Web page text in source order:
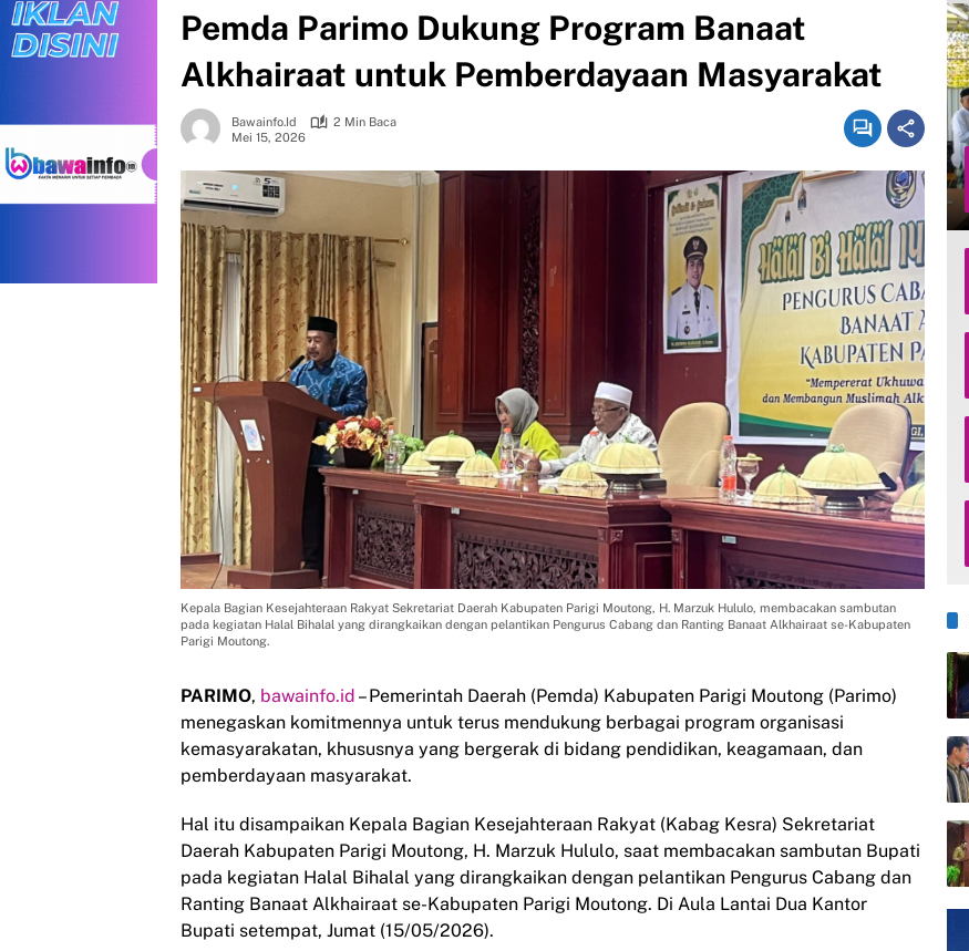
Pemda Parimo Dukung Program Banaat
Alkhairaat untuk Pemberdayaan Masyarakat
Bawainfo.id
2 Min Baca
Mei 15, 2026
Kepala Bagian Kesejahteraan Rakyat Sekretariat Daerah Kabupaten Parigi Moutong, H. Marzuk Hululo, membacakan sambutan
pada kegiatan Halal Bihalal yang dirangkaikan dengan pelantikan Pengurus Cabang dan Ranting Banaat Alkhairaat se-Kabupaten
Parigi Moutong.
PARIMO, bawainfo.id – Pemerintah Daerah (Pemda) Kabupaten Parigi Moutong (Parimo)
menegaskan komitmennya untuk terus mendukung berbagai program organisasi
kemasyarakatan, khususnya yang bergerak di bidang pendidikan, keagamaan, dan
pemberdayaan masyarakat.
Hal itu disampaikan Kepala Bagian Kesejahteraan Rakyat (Kabag Kesra) Sekretariat
Daerah Kabupaten Parigi Moutong, H. Marzuk Hululo, saat membacakan sambutan Bupati
pada kegiatan Halal Bihalal yang dirangkaikan dengan pelantikan Pengurus Cabang dan
Ranting Banaat Alkhairaat se-Kabupaten Parigi Moutong. Di Aula Lantai Dua Kantor
Bupati setempat, Jumat (15/05/2026).